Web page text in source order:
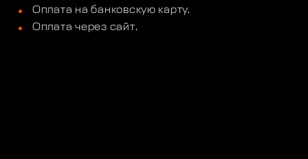
Оплата на банковскую карту.
Оплата через сайт.